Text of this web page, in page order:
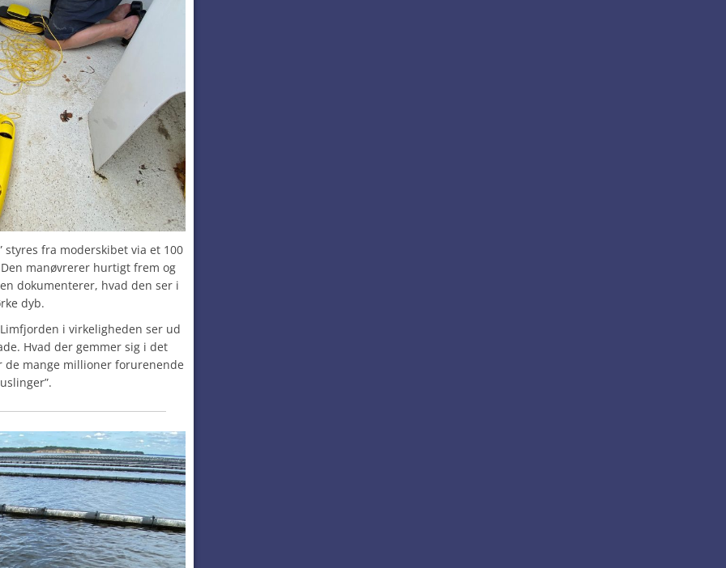
styres fra moderskibet via et 100
manøvrerer hurtigt frem og
dokumenterer, hvad den ser i
dyb.
i virkeligheden ser ud
Hvad der gemmer sig i det
mange millioner forurenende